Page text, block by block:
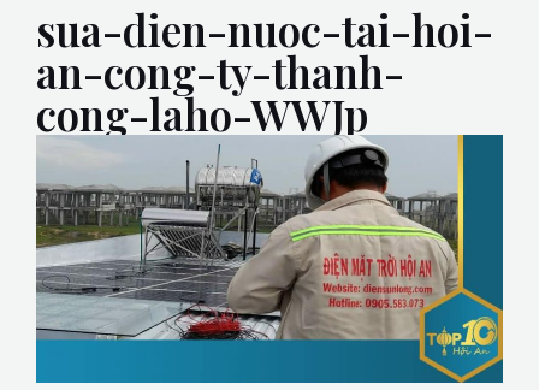
sua-dien-nuoc-tai-hoi-
an-cong-ty-thanh-
cong-laho-WWJp